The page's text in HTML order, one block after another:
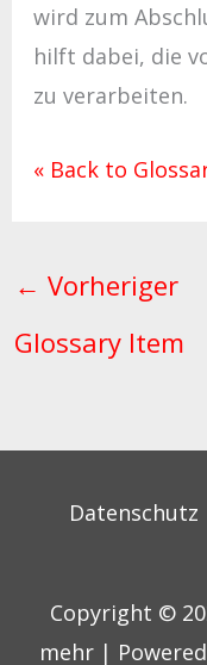
wird zum
hilft dabei, die
zu verarbeiten.
« Back to
← Vorheriger
Glossary Item
Datenschutz
Copyright ©
mehr|